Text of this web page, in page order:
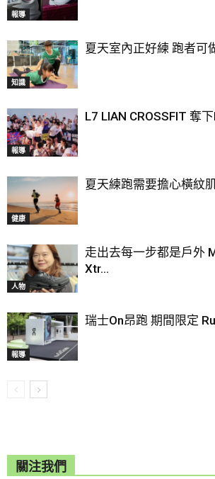
報導
知識
夏天室內正好練 跑者可
報導
L7 LIAN CROSSFIT 奪
健康
夏天練跑需要擔心橫紋
人物
走出去每一步都是戶外
Xtr...
報導
瑞士On昂跑 期間限定
關注我們